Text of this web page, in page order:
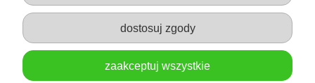
dostosuj zgody
zaakceptuj wszystkie